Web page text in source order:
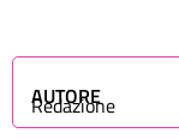
AUTORE
Redazione